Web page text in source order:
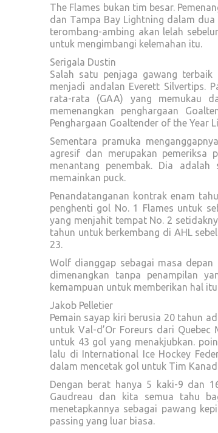
The Flames bukan tim besar.
dan Tampa Bay Lightning dalam
terombang-ambing akan lelah
untuk mengimbangi kelemahan itu.
Serigala Dustin
Salah satu penjaga gawang
menjadi andalan Everett Silvertips.
rata-rata (GAA) yang memukau
memenangkan penghargaan
Penghargaan Goaltender of the Year
Sementara pramuka
agresif dan merupakan
menantang penembak. Dia
memainkan puck.
Penandatanganan kontrak enam
penghenti gol No. 1 Flames untuk
yang menjahit tempat No. 2
tahun untuk berkembang di AHL
23.
Wolf dianggap sebagai masa
dimenangkan tanpa penampilan
kemampuan untuk memberikan hal
Jakob Pelletier
Pemain sayap kiri berusia 20 tahun
untuk Val-d’Or Foreurs dari
untuk 43 gol yang menakjubkan.
lalu di International Ice Hockey
dalam mencetak gol untuk Tim
Dengan berat hanya 5 kaki-9 dan
Gaudreau dan kita semua tahu
menetapkannya sebagai pawang
passing yang luar biasa.